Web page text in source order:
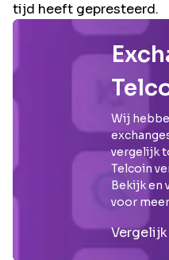
tijd heeft gepresteerd.
Wij
vergelijk
Telcoin
Bekijk en
voor